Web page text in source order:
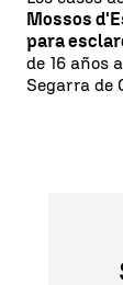
Mossos
para
de 16 años
Segarra de